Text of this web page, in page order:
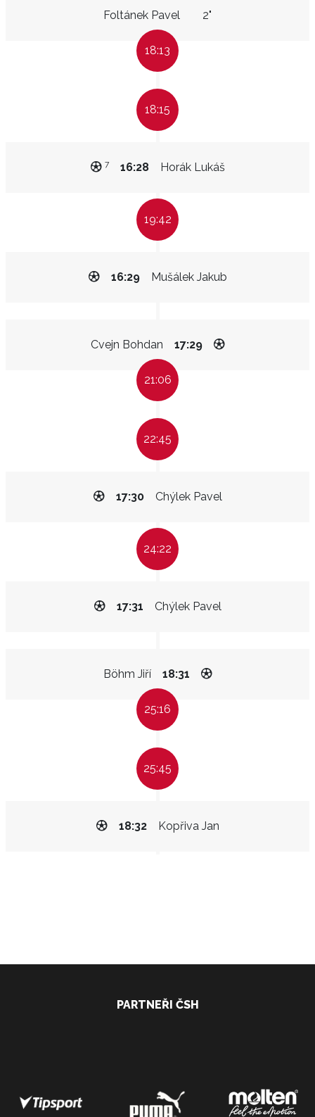
Foltánek Pavel 2"
18:13
18:15
Horák Lukáš
16:28
7
19:42
Mušálek Jakub
16:29
Cvejn Bohdan 17:29
21:06
22:45
Chýlek Pavel
17:30
24:22
Chýlek Pavel
17:31
Böhm Jiří 18:31
25:16
25:45
Kopřiva Jan
18:32
PARTNEŘI ČSH